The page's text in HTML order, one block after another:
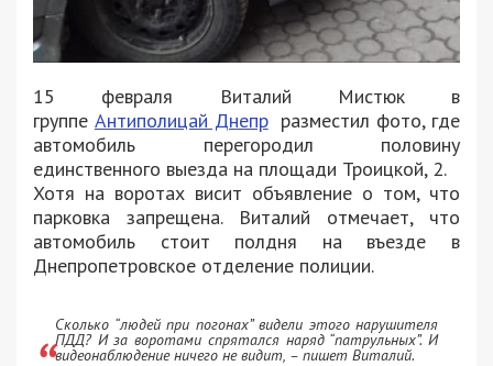
‎15 февраля Виталий Мистюк‎ в
группе Антиполицай Днепрразместил фото, где
автомобиль перегородил половину
единственного выезда на площади Троицкой, 2.
Хотя на воротах висит объявление о том, что
парковка запрещена. Виталий отмечает, что
автомобиль стоит полдня на въезде в
Днепропетровское отделение полиции.
Сколько “людей при погонах” видели этого нарушителя
ПДД? И за воротами спрятался наряд “патрульных”. И
видеонаблюдение ничего не видит, – пишет Виталий.